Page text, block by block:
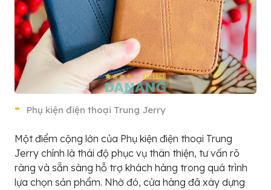
Phụ kiện điện thoại Trung Jerry
Một điểm cộng lớn của Phụ kiện điện thoại Trung
Jerry chính là thái độ phục vụ thân thiện, tư vấn rõ
ràng và sẵn sàng hỗ trợ khách hàng trong quá trình
lựa chọn sản phẩm. Nhờ đó, cửa hàng đã xây dựng